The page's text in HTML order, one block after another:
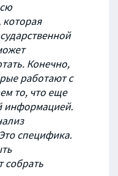
которая
Конечно,
работают с
то, что еще
информацией.
специфика.